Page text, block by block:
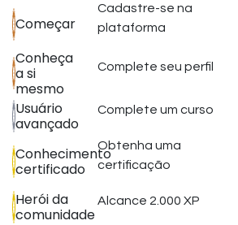
Começar
Cadastre-se na
plataforma
Conheça
a si
mesmo
Complete seu perfil
Usuário
avançado
Complete um curso
Conhecimento
certificado
Obtenha uma
certificação
Herói da
comunidade
Alcance 2.000 XP